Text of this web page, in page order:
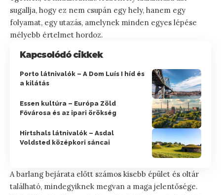
sugallja, hogy ez nem csupán egy hely, hanem egy
folyamat, egy utazás, amelynek minden egyes lépése
mélyebb értelmet hordoz.
Kapcsolódó cikkek
Porto látnivalók – A Dom Luís I híd és
a kilátás
Essen kultúra – Európa Zöld
Fővárosa és az ipari örökség
Hirtshals látnivalók – Asdal
Voldsted középkori sáncai
A barlang bejárata előtt számos kisebb épület és oltár
található, mindegyiknek megvan a maga jelentősége.